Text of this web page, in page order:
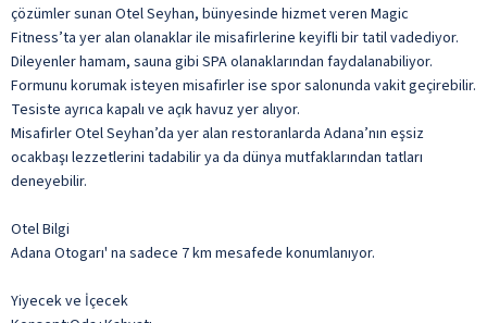
çözümler sunan Otel Seyhan, bünyesinde hizmet veren Magic
Fitness’ta yer alan olanaklar ile misafirlerine keyifli bir tatil vadediyor.
Dileyenler hamam, sauna gibi SPA olanaklarından faydalanabiliyor.
Formunu korumak isteyen misafirler ise spor salonunda vakit geçirebilir.
Tesiste ayrıca kapalı ve açık havuz yer alıyor.
Misafirler Otel Seyhan’da yer alan restoranlarda Adana’nın eşsiz
ocakbaşı lezzetlerini tadabilir ya da dünya mutfaklarından tatları
deneyebilir.
Otel Bilgi
Adana Otogarı' na sadece 7 km mesafede konumlanıyor.
Yiyecek ve İçecek